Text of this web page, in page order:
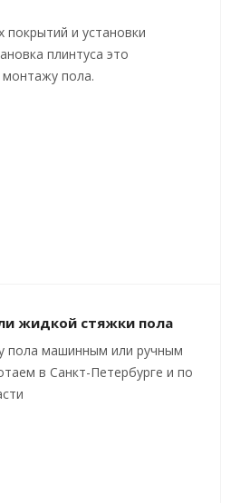
покрытий и установки
плинтуса это
пола.
жидкой стяжки пола
пола машинным или ручным
в Санкт-Петербурге и по